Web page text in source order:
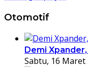
Otomotif
Demi
Sabtu, 16 Maret